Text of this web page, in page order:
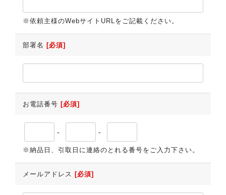
※依頼主様のWebサイトURLをご記載ください。
部署名 [必須]
お電話番号 [必須]
- -
※納品日、引取日に連絡のとれる番号をご入力下さい。
メールアドレス [必須]